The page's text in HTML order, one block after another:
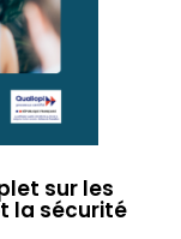
sur les
la sécurité